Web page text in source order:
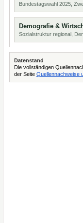
Bundestagswahl 2025,
Demografie &
Sozialstruktur regional,
Datenstand
Die vollständigen
der Seite Quellennachweise